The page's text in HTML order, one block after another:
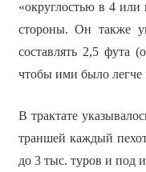
«округлостью в 4
стороны. Он также
составлять 2,5 фута
чтобы ими было легче
В трактате
траншей каждый
до 3 тыс. туров и под